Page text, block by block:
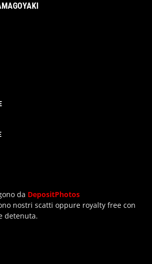
da DepositPhotos
nostri scatti oppure royalty free con
detenuta.